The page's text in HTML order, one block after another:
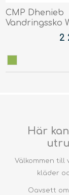
CMP Dhenieb
Vandringssko
2
Här
Välkommen
kläder
Oavsett